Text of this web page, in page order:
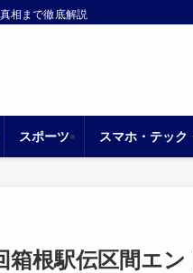
相まで徹底解説
スポーツ スマホ・テック
箱根駅伝区間エ